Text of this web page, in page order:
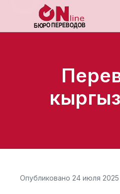
Опубликовано 24 июля 2025